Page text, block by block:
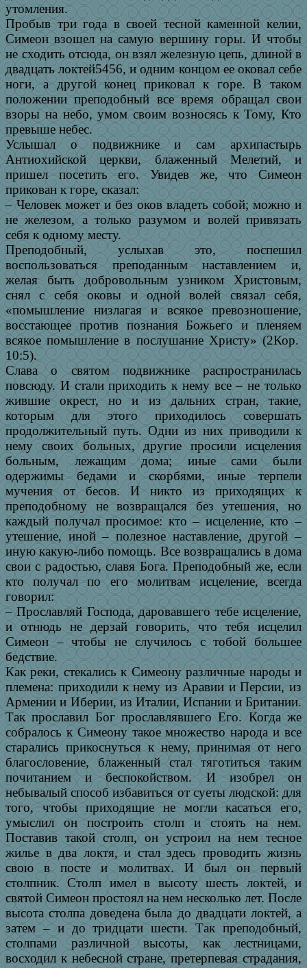
утомления.
Пробыв три года в своей тесной каменной келии,
Симеон взошел на самую вершину горы. И чтобы
не сходить отсюда, он взял железную цепь, длиной в
двадцать локтей5456, и одним концом ее оковал себе
ноги, а другой конец приковал к горе. В таком
положении преподобный все время обращал свои
взоры на небо, умом своим возносясь к Тому, Кто
превыше небес.
Услышал о подвижнике и сам архипастырь
Антиохийской церкви, блаженный Мелетий, и
пришел посетить его. Увидев же, что Симеон
прикован к горе, сказал:
– Человек может и без оков владеть собой; можно и
не железом, а только разумом и волей привязать
себя к одному месту.
Преподобный, услыхав это, поспешил
воспользоваться преподанным наставлением и,
желая быть добровольным узником Христовым,
снял с себя оковы и одной волей связал себя,
«помышление низлагая и всякое превозношение,
восстающее против познания Божьего и пленяем
всякое помышление в послушание Христу» (2Кор.
10:5).
Слава о святом подвижнике распространилась
повсюду. И стали приходить к нему все – не только
жившие окрест, но и из дальних стран, такие,
которым для этого приходилось совершать
продолжительный путь. Одни из них приводили к
нему своих больных, другие просили исцеления
больным, лежащим дома; иные сами были
одержимы бедами и скорбями, иные терпели
мучения от бесов. И никто из приходящих к
преподобному не возвращался без утешения, но
каждый получал просимое: кто – исцеление, кто –
утешение, иной – полезное наставление, другой –
иную какую-либо помощь. Все возвращались в дома
свои с радостью, славя Бога. Преподобный же, если
кто получал по его молитвам исцеление, всегда
говорил:
– Прославляй Господа, даровавшего тебе исцеление,
и отнюдь не дерзай говорить, что тебя исцелил
Симеон – чтобы не случилось с тобой большее
бедствие.
Как реки, стекались к Симеону различные народы и
племена: приходили к нему из Аравии и Персии, из
Армении и Иберии, из Италии, Испании и Британии.
Так прославил Бог прославлявшего Его. Когда же
собралось к Симеону такое множество народа и все
старались прикоснуться к нему, принимая от него
благословение, блаженный стал тяготиться таким
почитанием и беспокойством. И изобрел он
небывалый способ избавиться от суеты людской: для
того, чтобы приходящие не могли касаться его,
умыслил он построить столп и стоять на нем.
Поставив такой столп, он устроил на нем тесное
жилье в два локтя, и стал здесь проводить жизнь
свою в посте и молитвах. И был он первый
столпник. Столп имел в высоту шесть локтей, и
святой Симеон простоял на нем несколько лет. После
высота столпа доведена была до двадцати локтей, а
затем – и до тридцати шести. Так преподобный,
столпами различной высоты, как лестницами,
восходил к небесной стране, претерпевая страдания,